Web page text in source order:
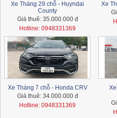
Xe Tháng 29 chỗ - Huyndai
County
Giá thuê: 35.000.000 đ
Hotline: 0948331369
Xe
Xe Tháng 7 chỗ - Honda CRV
Giá thuê: 34.000.000 đ
Hotline: 0948331369